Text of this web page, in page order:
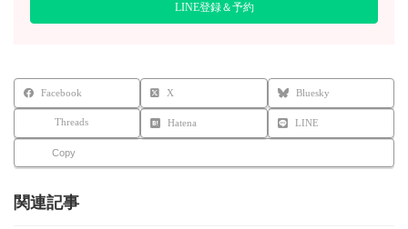
LINE登録＆予約
Facebook X Bluesky
Threads Hatena LINE
Copy
関連記事